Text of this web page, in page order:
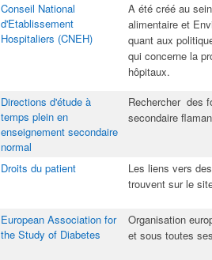
Conseil National
d'Etablissement
Hospitaliers (CNEH)
​A été créé au
alimentaire et
quant aux
qui concerne la
hôpitaux.​
Directions d'étude à
temps plein en
enseignement secondaire
normal
​Rechercher des
secondaire
Droits du patient
​Les liens vers
trouvent sur le
European Association for
the Study of Diabetes
​Organisation
et sous toutes